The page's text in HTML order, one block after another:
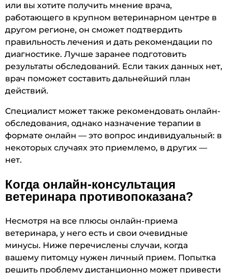
или вы хотите получить мнение врача,
работающего в крупном ветеринарном центре в
другом регионе, он сможет подтвердить
правильность лечения и дать рекомендации по
диагностике. Лучше заранее подготовить
результаты обследований. Если таких данных нет,
врач поможет составить дальнейший план
действий.
Специалист может также рекомендовать онлайн-
обследования, однако назначение терапии в
формате онлайн — это вопрос индивидуальный: в
некоторых случаях это приемлемо, в других —
нет.
Когда онлайн-консультация
ветеринара противопоказана?
Несмотря на все плюсы онлайн-приема
ветеринара, у него есть и свои очевидные
минусы. Ниже перечислены случаи, когда
вашему питомцу нужен личный прием. Попытка
решить проблему дистанционно может привести